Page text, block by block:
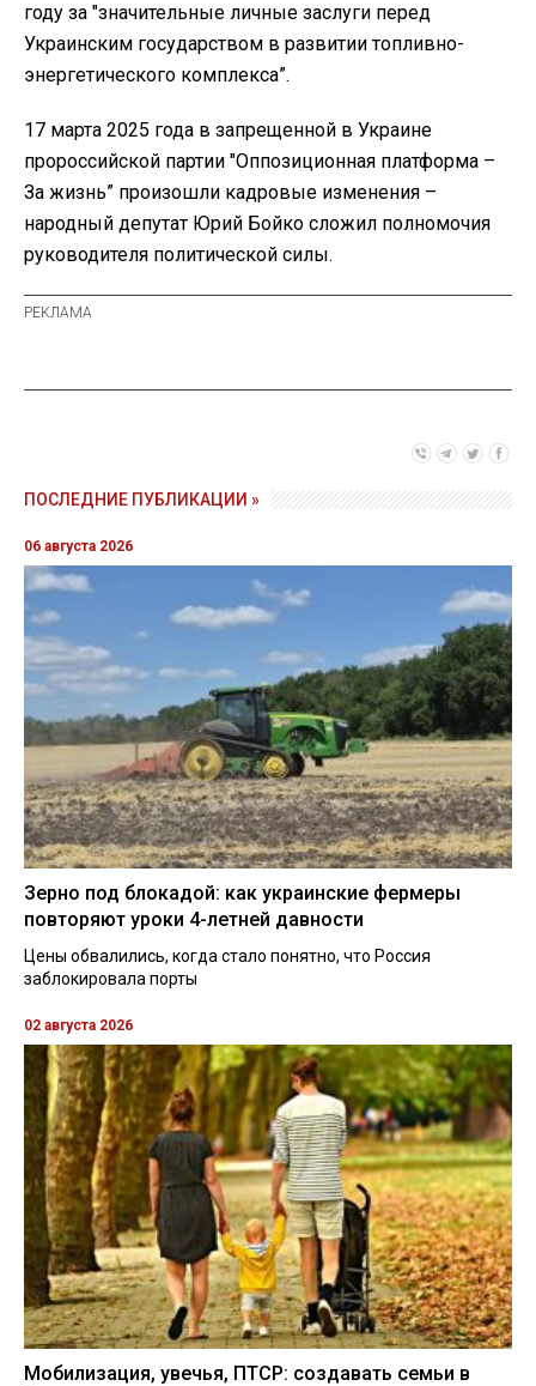
году за "значительные личные заслуги перед
Украинским государством в развитии топливно-
энергетического комплекса”.
17 марта 2025 года в запрещенной в Украине
пророссийской партии "Оппозиционная платформа –
За жизнь” произошли кадровые изменения –
народный депутат Юрий Бойко сложил полномочия
руководителя политической силы.
ПОСЛЕДНИЕ ПУБЛИКАЦИИ »
06 августа 2026
Зерно под блокадой: как украинские фермеры
повторяют уроки 4-летней давности
Цены обвалились, когда стало понятно, что Россия
заблокировала порты
02 августа 2026
Мобилизация, увечья, ПТСР: создавать семьи в